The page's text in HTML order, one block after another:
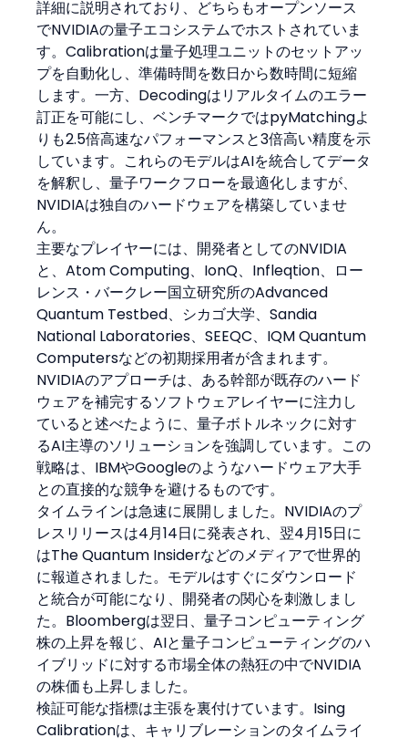
詳細に説明されており、どちらもオープンソース
でNVIDIAの量子エコシステムでホストされていま
す。Calibrationは量子処理ユニットのセットアッ
プを自動化し、準備時間を数日から数時間に短縮
します。一方、Decodingはリアルタイムのエラー
訂正を可能にし、ベンチマークではpyMatchingよ
りも2.5倍高速なパフォーマンスと3倍高い精度を示
しています。これらのモデルはAIを統合してデータ
を解釈し、量子ワークフローを最適化しますが、
NVIDIAは独自のハードウェアを構築していませ
ん。
主要なプレイヤーには、開発者としてのNVIDIA
と、Atom Computing、IonQ、Infleqtion、ロー
レンス・バークレー国立研究所のAdvanced
Quantum Testbed、シカゴ大学、Sandia
National Laboratories、SEEQC、IQM Quantum
Computersなどの初期採用者が含まれます。
NVIDIAのアプローチは、ある幹部が既存のハード
ウェアを補完するソフトウェアレイヤーに注力し
ていると述べたように、量子ボトルネックに対す
るAI主導のソリューションを強調しています。この
戦略は、IBMやGoogleのようなハードウェア大手
との直接的な競争を避けるものです。
タイムラインは急速に展開しました。NVIDIAのプ
レスリリースは4月14日に発表され、翌4月15日に
はThe Quantum Insiderなどのメディアで世界的
に報道されました。モデルはすぐにダウンロード
と統合が可能になり、開発者の関心を刺激しまし
た。Bloombergは翌日、量子コンピューティング
株の上昇を報じ、AIと量子コンピューティングのハ
イブリッドに対する市場全体の熱狂の中でNVIDIA
の株価も上昇しました。
検証可能な指標は主張を裏付けています。Ising
Calibrationは、キャリブレーションのタイムライ